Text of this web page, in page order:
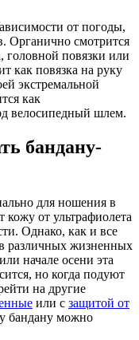
от погоды,
Органично смотрится
головной повязки или
как повязка на руку
экстремальной
как
велосипедный шлем.
бандану-
для ношения в
от ультрафиолета
Однако, как и все
различных жизненных
начале осени эта
но когда подуют
на другие
или с защитой от
бандану можно